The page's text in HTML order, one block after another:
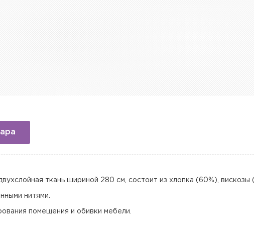
ткань шириной 280 см, состоит из хлопка (60%), вискозы
нитями.
помещения и обивки мебели.